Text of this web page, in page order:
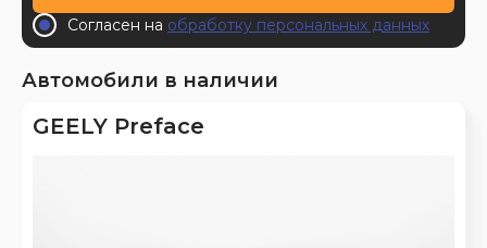
Согласен на обработку персональных данных
Автомобили в наличии
GEELY Preface